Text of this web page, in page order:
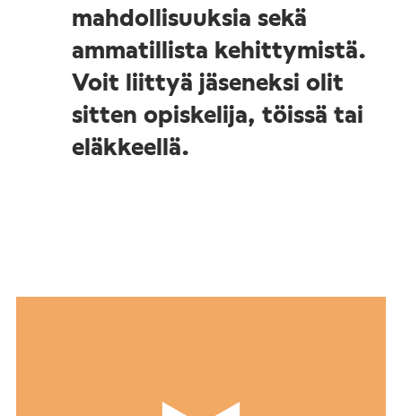
mahdollisuuksia sekä
ammatillista kehittymistä.
Voit liittyä jäseneksi olit
sitten opiskelija, töissä tai
eläkkeellä.